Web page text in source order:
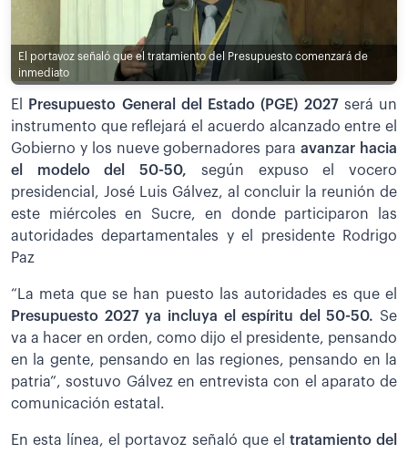
El portavoz señaló que el tratamiento del Presupuesto comenzará de
inmediato
El Presupuesto General del Estado (PGE) 2027 será un
instrumento que reflejará el acuerdo alcanzado entre el
Gobierno y los nueve gobernadores paraavanzar hacia
el modelo del 50-50, según expuso el vocero
presidencial, José Luis Gálvez, al concluir la reunión de
este miércoles en Sucre, en donde participaron las
autoridades departamentales y el presidente Rodrigo
Paz
“La meta que se han puesto las autoridades es que el
Presupuesto 2027 ya incluya el espíritu del 50-50. Se
va a hacer en orden, como dijo el presidente, pensando
en la gente, pensando en las regiones, pensando en la
patria”, sostuvo Gálvez en entrevista con el aparato de
comunicación estatal.
En esta línea, el portavoz señaló que el tratamiento del